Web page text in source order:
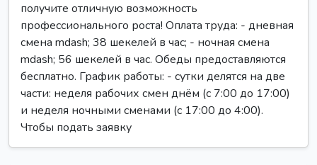
получите отличную возможность
профессионального роста! Оплата труда: - дневная
смена mdash; 38 шекелей в час; - ночная смена
mdash; 56 шекелей в час. Обеды предоставляются
бесплатно. График работы: - сутки делятся на две
части: неделя рабочих смен днём (с 7:00 до 17:00)
и неделя ночными сменами (с 17:00 до 4:00).
Чтобы подать заявку